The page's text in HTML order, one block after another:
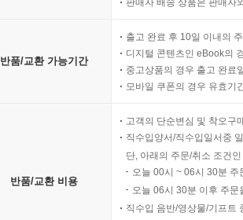
판매자 배송 상품은 판매자
반품/교환 가능기간
출고 완료 후 10일 이내의
디지털 콘텐츠인 eBook의
중고상품의 경우 출고 완료
모바일 쿠폰의 경우 유효기
반품/교환 비용
고객의 단순변심 및 착오구
직수입양서/직수입일서중
단, 아래의 주문/취소 조건
오늘 00시 ~ 06시 30분
오늘 06시 30분 이후 주
직수입 음반/영상물/기프트